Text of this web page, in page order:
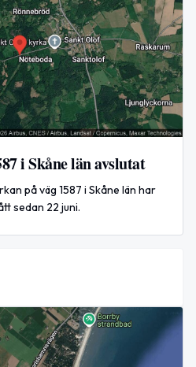
i Skåne län avslutat
på väg 1587 i Skåne län har
sedan 22 juni.